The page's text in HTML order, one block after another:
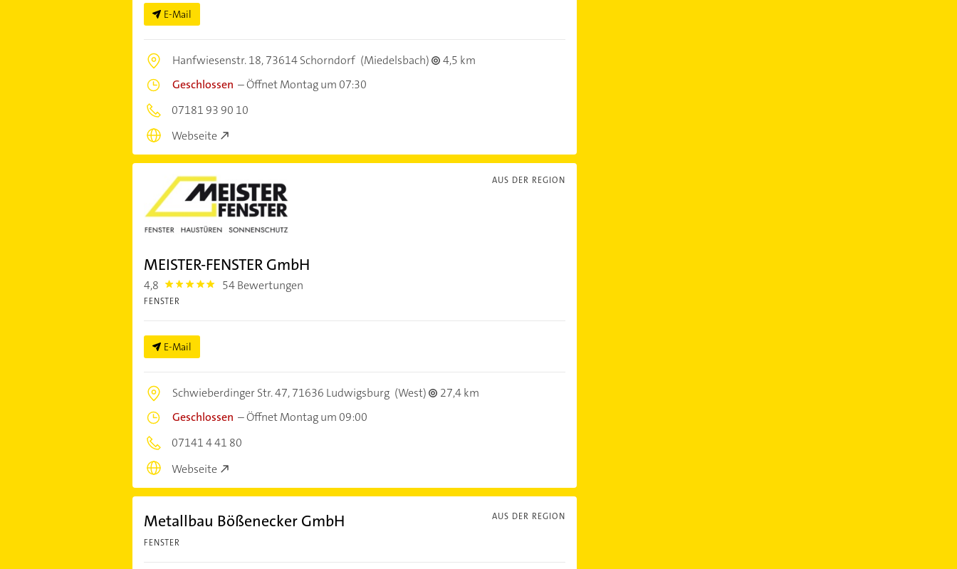
E-Mail
Hanfwiesenstr. 18,73614 Schorndorf (Miedelsbach)
4,5 km
Geschlossen –Öffnet Montag um 07:30
07181 93 90 10
Webseite
AUS DER REGION
MEISTER-FENSTER GmbH
4,8 4.8 54 Bewertungen
FENSTER
E-Mail
Schwieberdinger Str. 47,71636 Ludwigsburg (West)
27,4 km
Geschlossen –Öffnet Montag um 09:00
07141 4 41 80
Webseite
AUS DER REGION
Metallbau Bößenecker GmbH
FENSTER